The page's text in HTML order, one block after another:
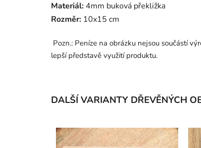
Materiál: 4mm buková překližka
Rozměr: 10x15 cm
Pozn.: Peníze na obrázku nejsou součástí
lepší představě využití produktu.
DALŠÍ VARIANTY DŘEVĚNÝCH